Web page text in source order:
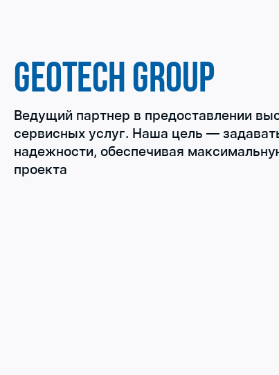
Geotech Group
Ведущий партнер в предоставлении
сервисных услуг. Наша цель —
надежности, обеспечивая
проекта